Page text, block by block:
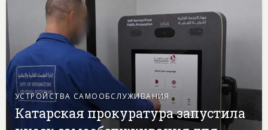
УСТРОЙСТВА САМООБСЛУЖИВАНИЯ
Катарская прокуратура запустила